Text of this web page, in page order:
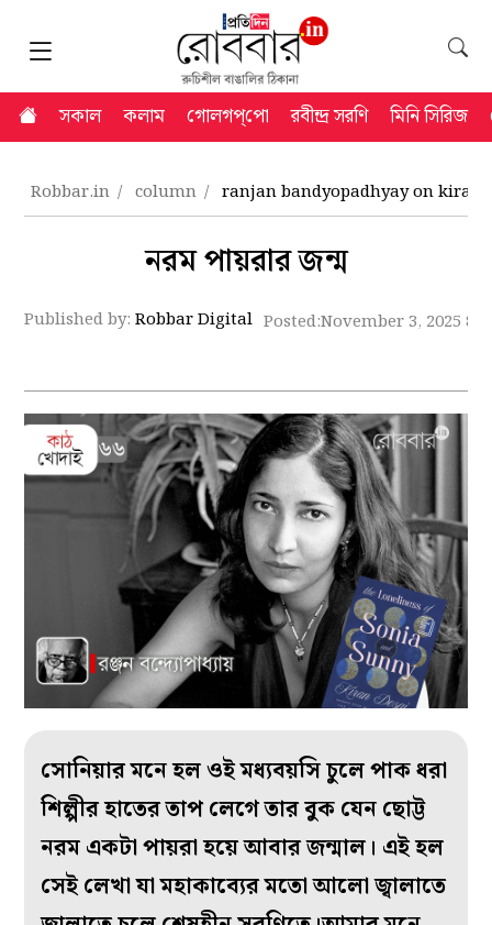
সকাল কলাম গোলগপ্‌পো রবীন্দ্র সরণি মিনি সিরিজ
Robbar.in column ranjan bandyopadhyay on kiran
নরম পায়রার জন্ম
Published by:Robbar Digital Posted:November 3, 2025
সোনিয়ার মনে হল ওই মধ্যবয়সি চুলে পাক ধরা
শিল্পীর হাতের তাপ লেগে তার বুক যেন ছোট্ট
নরম একটা পায়রা হয়ে আবার জন্মাল। এই হল
সেই লেখা যা মহাকাব্যের মতো আলো জ্বালাতে